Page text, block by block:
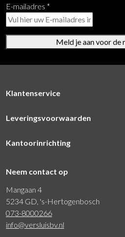
E-mailadres *
Meld je aan voor de
Klantenservice
Leveringsvoorwaarden
Kantoorinrichting
Neem contact op
Mangaan 4
5234 GD, 's-Hertogenbosch
073-8000266
info@versluisbv.nl